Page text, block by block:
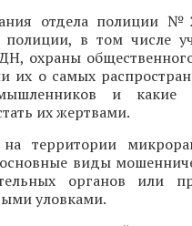
отдела полиции
в том числе
охраны
о самых
и какие
их жертвами.
территории
виды
органов или
уловками.